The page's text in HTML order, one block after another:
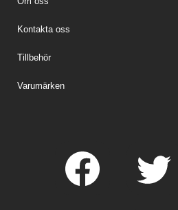
Kontakta oss
Tillbehör
Varumärken